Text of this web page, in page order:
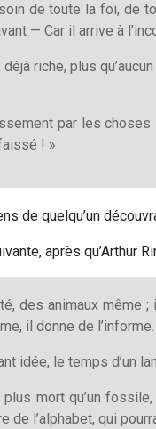
de toute la foi, de
— Car il arrive à
riche, plus
par les
! »
de quelqu’un
après qu’Arthur
des animaux
il donne de
idée, le temps d’un
mort qu’un
de l’alphabet, qui